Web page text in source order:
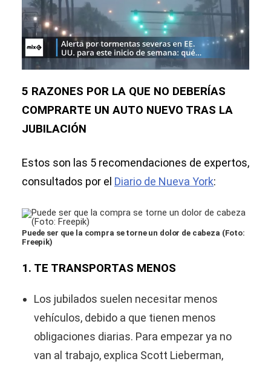
5 RAZONES POR LA QUE NO DEBERÍAS
COMPRARTE UN AUTO NUEVO TRAS LA
JUBILACIÓN
Estos son las 5 recomendaciones de expertos,
consultados por el Diario de Nueva York:
Puede ser que la compra se torne un dolor de cabeza (Foto:
Freepik)
1. TE TRANSPORTAS MENOS
Los jubilados suelen necesitar menos
vehículos, debido a que tienen menos
obligaciones diarias. Para empezar ya no
van al trabajo, explica Scott Lieberman,